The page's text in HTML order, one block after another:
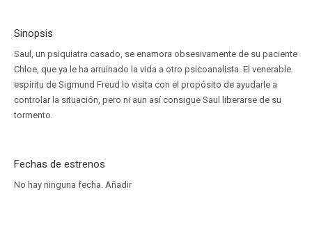
Sinopsis
Saul, un psiquiatra casado, se enamora obsesivamente de su paciente
Chloe, que ya le ha arruinado la vida a otro psicoanalista. El venerable
espíritu de Sigmund Freud lo visita con el propósito de ayudarle a
controlar la situación, pero ni aun así consigue Saul liberarse de su
tormento.
Fechas de estrenos
No hay ninguna fecha. Añadir